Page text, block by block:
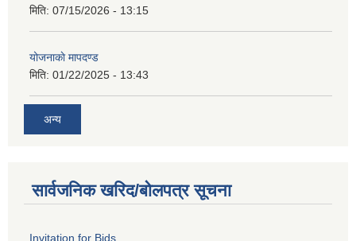
मिति: 07/15/2026 - 13:15
योजनाकाे मापदण्ड
मिति: 01/22/2025 - 13:43
अन्य
सार्वजनिक खरिद/बोलपत्र सूचना
Invitation for Bids